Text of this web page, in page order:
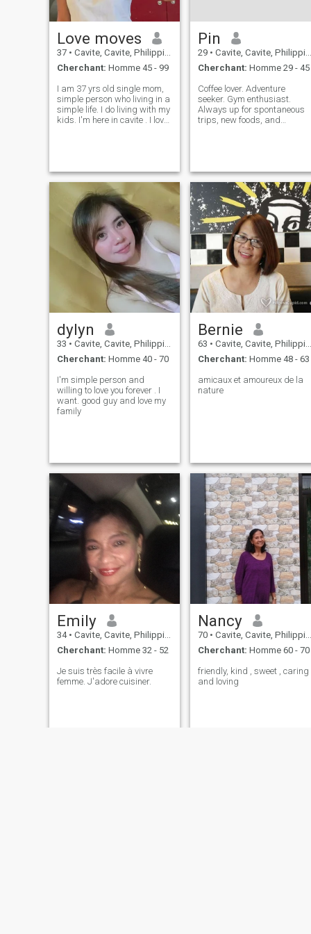
recherche ..
Love moves
37 • Cavite, Cavite, Philippines
Cherchant: Homme 45 - 99
I am 37 yrs old single mom,
simple person who living in a
simple life. I do living with my
kids. I'm here in cavite . I love
person , I like
Pin
29 • Cavite, Cavite, Philippines
Cherchant: Homme 29 - 45
Coffee lover. Adventure
seeker. Gym enthusiast.
Always up for spontaneous
trips, new foods, and
energy, loves to laugh, and
isn’t afraid
dylyn
33 • Cavite, Cavite, Philippines
Cherchant: Homme 40 - 70
I'm simple person and
willing to love you forever . I
want. good guy and love my
family
Bernie
63 • Cavite, Cavite, Philippines
Cherchant: Homme 48 - 63
amicaux et amoureux de la
nature
Emily
34 • Cavite, Cavite, Philippines
Cherchant: Homme 32 - 52
Je suis très facile à vivre
femme. J'adore cuisiner.
Nancy
70 • Cavite, Cavite, Philippines
Cherchant: Homme 60 - 70
friendly, kind , sweet , caring
and loving